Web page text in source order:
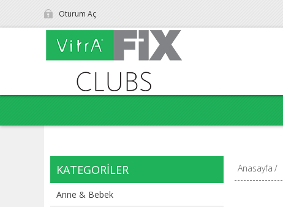
Oturum Aç
KATEGORILER
Anne & Bebek
Anasayfa /